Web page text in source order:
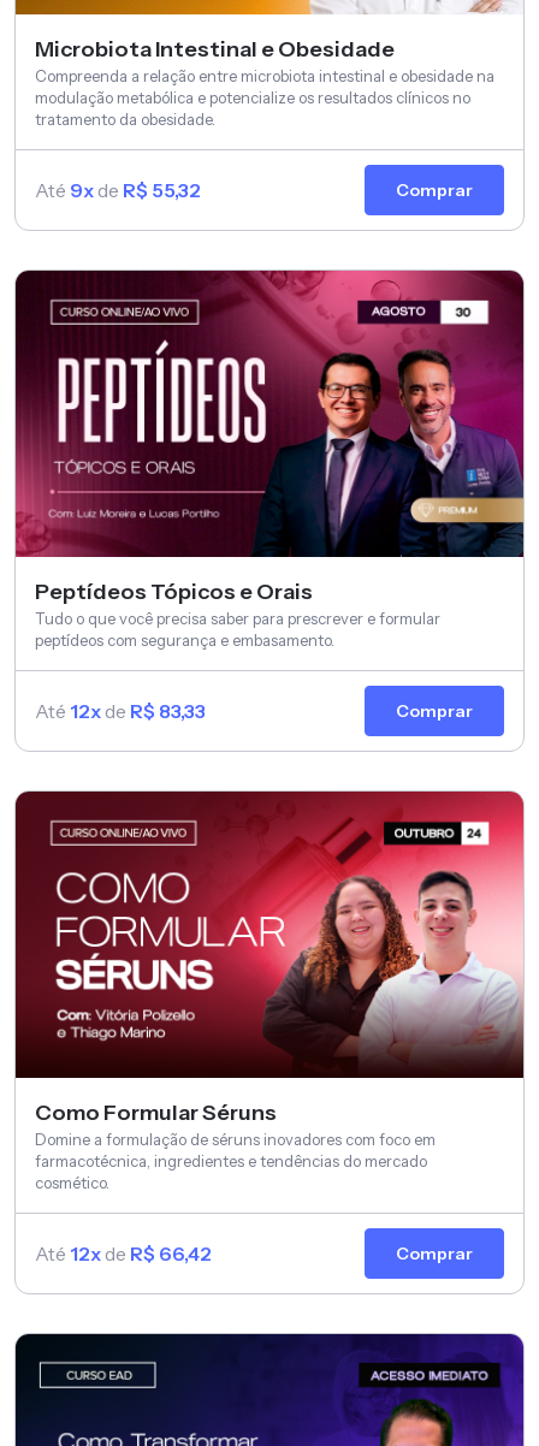
Microbiota Intestinal e Obesidade
Compreenda a relação entre microbiota intestinal e obesidade na
modulação metabólica e potencialize os resultados clínicos no
tratamento da obesidade.
Até 9x de R$ 55,32 Comprar
Peptídeos Tópicos e Orais
Tudo o que você precisa saber para prescrever e formular
peptídeos com segurança e embasamento.
Até 12x de R$ 83,33 Comprar
Como Formular Séruns
Domine a formulação de séruns inovadores com foco em
farmacotécnica, ingredientes e tendências do mercado
cosmético.
Até 12x de R$ 66,42 Comprar